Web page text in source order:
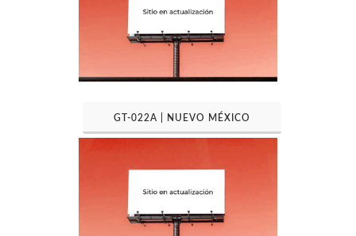
GT-022A | NUEVO MÉXICO